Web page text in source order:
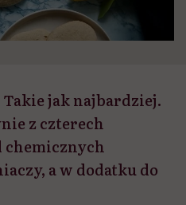
Takie jak najbardziej.
z czterech
chemicznych
a w dodatku do